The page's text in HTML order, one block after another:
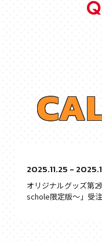
CA
2025.11.25 -
オリジナルグッズ第
schole限定版〜」受